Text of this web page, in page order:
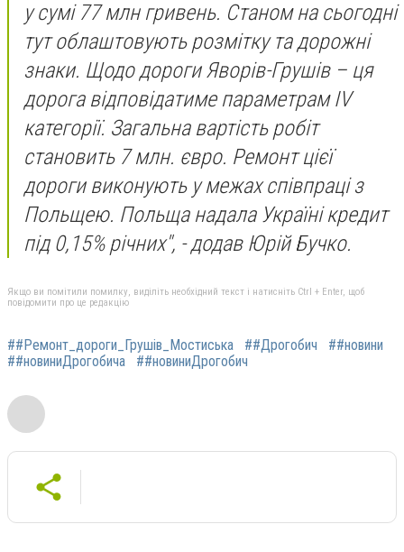
у сумі 77 млн гривень. Станом на сьогодні
тут облаштовують розмітку та дорожні
знаки. Щодо дороги Яворів-Грушів – ця
дорога відповідатиме параметрам IV
категорії. Загальна вартість робіт
становить 7 млн. євро. Ремонт цієї
дороги виконують у межах співпраці з
Польщею. Польща надала Україні кредит
під 0,15% річних", - додав Юрій Бучко.
Якщо ви помітили помилку, виділіть необхідний текст і натисніть Ctrl + Enter, щоб
повідомити про це редакцію
##Ремонт_дороги_Грушів_Мостиська ##Дрогобич
##новини
##новиниДрогобича
##новиниДрогобич